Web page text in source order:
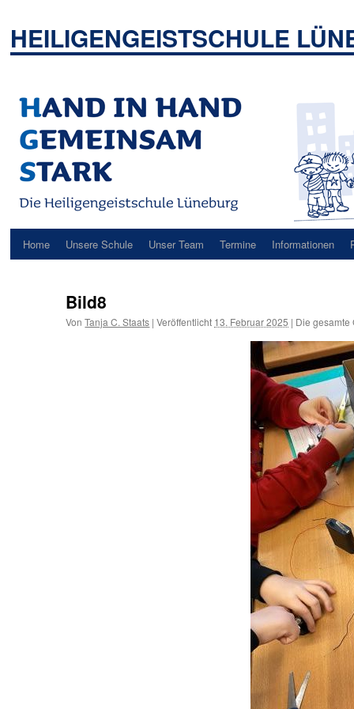
springen
HEILIGENGEISTSCHULE
Home Unsere Schule Unser Team Termine Informationen
Bild8
Von Tanja C. Staats | Veröffentlicht 13. Februar 2025 | Die